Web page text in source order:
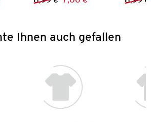
Preis: Vorheriger Preis:
Neuer Preis:
Ihnen auch gefallen